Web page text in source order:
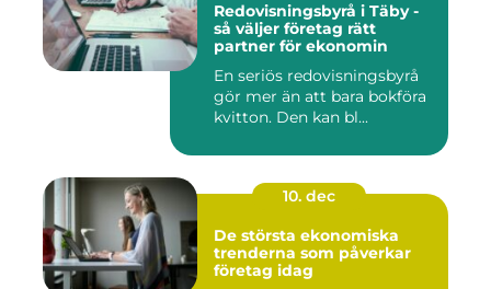
Redovisningsbyrå i Täby -
så väljer företag rätt
partner för ekonomin
En seriös redovisningsbyrå
gör mer än att bara bokföra
kvitton. Den kan bl...
10. dec
De största ekonomiska
trenderna som påverkar
företag idag